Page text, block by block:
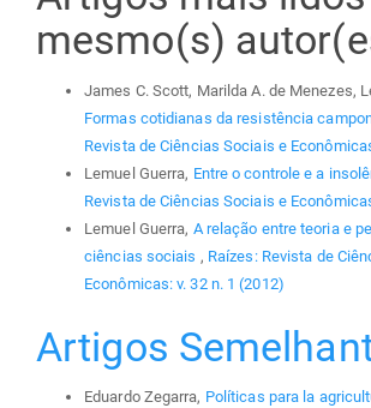
mesmo(s)
James C. Scott, Marilda A. de Menezes,
Formas cotidianas da resistência
Revista de Ciências Sociais e
Lemuel Guerra, Entre o controle e a
Revista de Ciências Sociais e
Lemuel Guerra, A relação entre teoria e
ciências sociais , Raízes: Revista de
Econômicas: v. 32 n. 1 (2012)
Artigos
Eduardo Zegarra, Políticas para la